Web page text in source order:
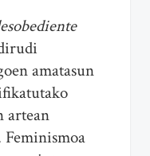
amatasun
artean
Feminismoa